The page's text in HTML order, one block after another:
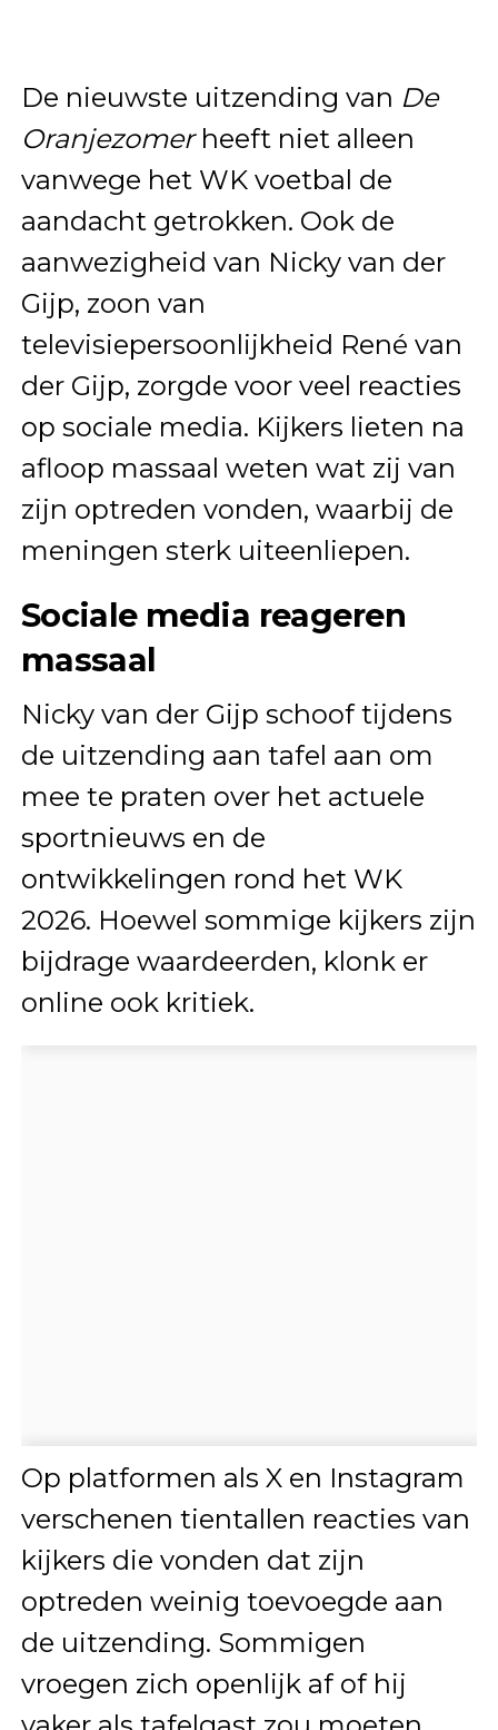
De nieuwste uitzending van De
Oranjezomerheeft niet alleen
vanwege het WK voetbal de
aandacht getrokken. Ook de
aanwezigheid van Nicky van der
Gijp, zoon van
televisiepersoonlijkheid René van
der Gijp, zorgde voor veel reacties
op sociale media. Kijkers lieten na
afloop massaal weten wat zij van
zijn optreden vonden, waarbij de
meningen sterk uiteenliepen.
Sociale media reageren
massaal
Nicky van der Gijp schoof tijdens
de uitzending aan tafel aan om
mee te praten over het actuele
sportnieuws en de
ontwikkelingen rond het WK
2026. Hoewel sommige kijkers zijn
bijdrage waardeerden, klonk er
online ook kritiek.
Op platformen als X en Instagram
verschenen tientallen reacties van
kijkers die vonden dat zijn
optreden weinig toevoegde aan
de uitzending. Sommigen
vroegen zich openlijk af of hij